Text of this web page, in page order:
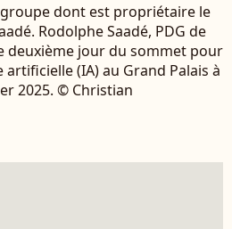
dont est propriétaire le
Rodolphe Saadé, PDG de
deuxième jour du sommet pour
(IA) au Grand Palais à
2025. © Christian